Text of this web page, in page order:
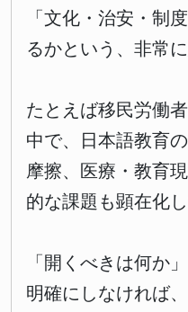
「文化・治安・制
るかという、非常
たとえば移民労働
中で、日本語教育
摩擦、医療・教育
的な課題も顕在化し
「開くべきは何か
明確にしなければ